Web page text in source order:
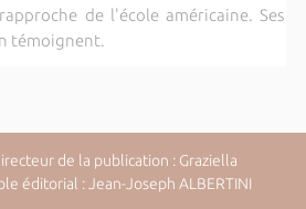
de l'école américaine. Ses
témoignent.
de la publication : Graziella
éditorial : Jean-Joseph ALBERTINI